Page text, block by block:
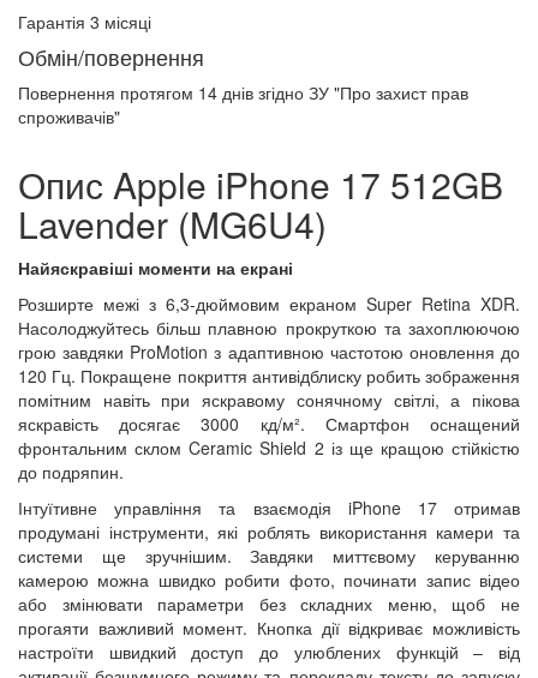
Гарантія 3 місяці
Обмін/повернення
Повернення протягом 14 днів згідно ЗУ "Про захист прав
спроживачів"
Опис Apple iPhone 17 512GB
Lavender (MG6U4)
Найяскравіші моменти на екрані
Розширте межі з 6,3-дюймовим екраном Super Retina XDR.
Насолоджуйтесь більш плавною прокруткою та захоплюючою
грою завдяки ProMotion з адаптивною частотою оновлення до
120 Гц. Покращене покриття антивідблиску робить зображення
помітним навіть при яскравому сонячному світлі, а пікова
яскравість досягає 3000 кд/м². Смартфон оснащений
фронтальним склом Ceramic Shield 2 із ще кращою стійкістю
до подряпин.
Інтуїтивне управління та взаємодія iPhone 17 отримав
продумані інструменти, які роблять використання камери та
системи ще зручнішим. Завдяки миттєвому керуванню
камерою можна швидко робити фото, починати запис відео
або змінювати параметри без складних меню, щоб не
прогаяти важливий момент. Кнопка дії відкриває можливість
настроїти швидкий доступ до улюблених функцій – від